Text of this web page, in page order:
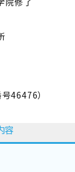
46476）
容